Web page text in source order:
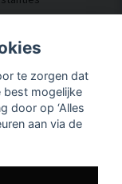
te zorgen dat
best mogelijke
door op ‘Alles
aan via de